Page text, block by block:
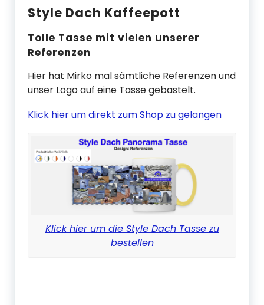
Style Dach Kaffeepott
Tolle Tasse mit vielen unserer
Referenzen
Hier hat Mirko mal sämtliche Referenzen und
unser Logo auf eine Tasse gebastelt.
Klick hier um direkt zum Shop zu gelangen
Klick hier um die Style Dach Tasse zu
bestellen